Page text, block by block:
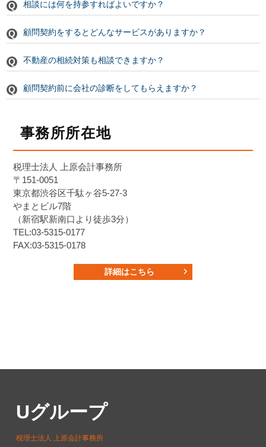
相談には何を持参すればよいですか？
顧問契約をするとどんなサービスがありますか？
不動産の相続対策も相談できますか？
顧問契約前に会社の診断をしてもらえますか？
事務所所在地
税理士法人 上原会計事務所
〒151-0051
東京都渋谷区千駄ヶ谷5-27-3
やまとビル7階
（新宿駅新南口より徒歩3分）
TEL:03-5315-0177
FAX:03-5315-0178
詳細はこちら
Uグループ
税理士法人 上原会計事務所